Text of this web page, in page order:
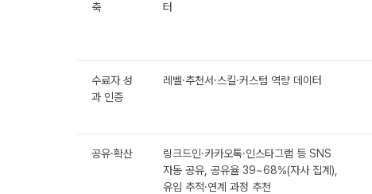
축
터
수료자 성
과 인증
레벨·추천서·스킬·커스텀 역량 데이터
공유·확산
링크드인·카카오톡·인스타그램 등 SNS
자동 공유, 공유율 39~68%(자사 집계),
유입 추적·연계 과정 추천